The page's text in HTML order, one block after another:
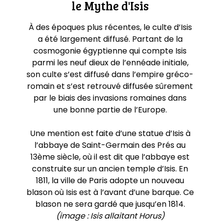
le Mythe d'Isis
À des époques plus récentes, le culte d’Isis
a été largement diffusé. Partant de la
cosmogonie égyptienne qui compte Isis
parmi les neuf dieux de l’ennéade initiale,
son culte s’est diffusé dans l’empire gréco-
romain et s’est retrouvé diffusée sûrement
par le biais des invasions romaines dans
une bonne partie de l’Europe.
Une mention est faite d’une statue d’Isis à
l’abbaye de Saint-Germain des Prés au
13ème siècle, où il est dit que l’abbaye est
construite sur un ancien temple d’Isis. En
1811, la ville de Paris adopte un nouveau
blason où Isis est à l’avant d’une barque. Ce
blason ne sera gardé que jusqu’en 1814.
(image : Isis allaitant Horus)